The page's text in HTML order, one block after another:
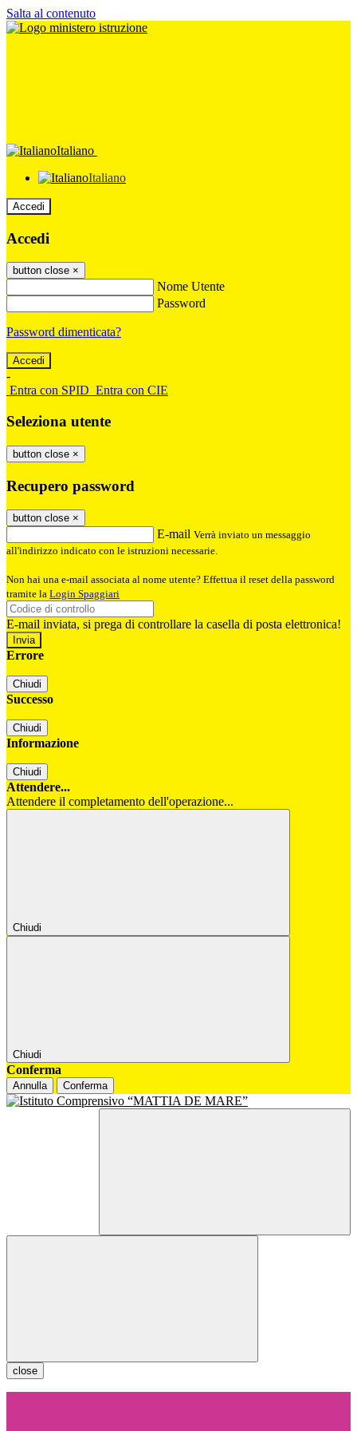
Salta al contenuto
Italiano
Italiano
Accedi
Accedi
button close ×
Nome Utente
Password
Password dimenticata?
-
Entra con SPID Entra con CIE
Seleziona utente
button close ×
Recupero password
button close ×
E-mail Verrà inviato un messaggio
all'indirizzo indicato con le istruzioni necessarie.
Non hai una e-mail associata al nome utente? Effettua il reset della password
tramite la Login Spaggiari
E-mail inviata, si prega di controllare la casella di posta elettronica!
Errore
Chiudi
Successo
Chiudi
Informazione
Chiudi
Attendere...
Attendere il completamento dell'operazione...
Chiudi
Chiudi
Conferma
Annulla Conferma
close